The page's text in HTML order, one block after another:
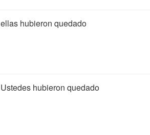
ellas hubieron quedado
Ustedes hubieron quedado